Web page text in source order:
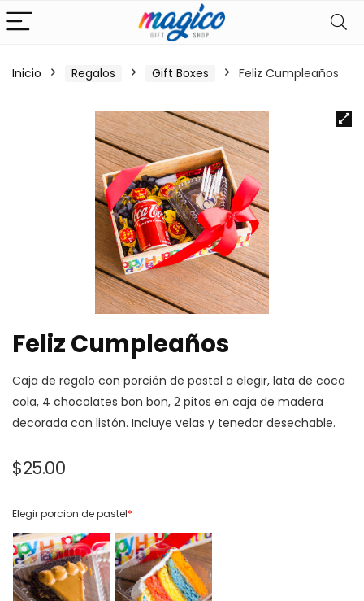
Inicio Regalos Gift Boxes Feliz Cumpleaños
Feliz Cumpleaños
Caja de regalo con porción de pastel a elegir, lata de coca
cola, 4 chocolates bon bon, 2 pitos en caja de madera
decorada con listón. Incluye velas y tenedor desechable.
$25.00
Elegir porcion de pastel*